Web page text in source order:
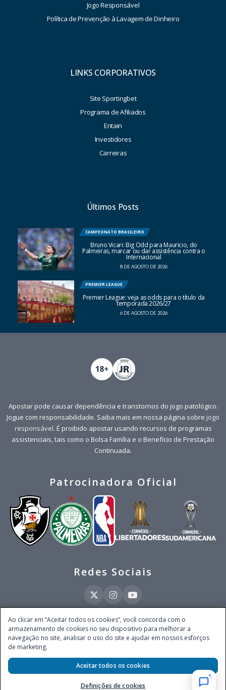
Jogo Responsável
Política de Prevenção à Lavagem de Dinheiro
LINKS CORPORATIVOS
Site Sportingbet
Programa de Afiliados
Entain
Investidores
Carreiras
Últimos Posts
CAMPEONATO BRASILEIRO
Bruno Vicari: Big Odd para Mauricio, do
Palmeiras, marcar ou dar assistência contra o
Internacional
8 DE AGOSTO DE 2026
PREMIER LEAGUE
Premier League: veja as odds para o título da
temporada 2026/27
6 DE AGOSTO DE 2026
Apostar pode causar dependência e transtornos do jogo patológico.
Jogue com responsabilidade. Saiba mais em nossa página sobre jogo
responsável. É proibido apostar usando recursos de programas
assistenciais, tais como o Bolsa Família e o Benefício de Prestação
Continuada.
Patrocinadora Oficial
Redes Sociais
Este site é operado pela Ventmear Brasil LTDA (CNPJ 52.868.380/0001-84), com
endereço na Avenida Brigadeiro Faria Lima, nº 4.055, 3º andar, Itaim Bibi, no
Município de São Paulo, Estado de São Paulo, CEP 04538-133, Brasil - empresa
autorizada a operar apostas de quota fixa em todo território nacional pela
Secretaria de Prêmios e Apostas do Ministério da Fazenda, conforme Portaria nº
247, de 07.02.2025, publicada no DOU em 11.2.2025.
Ao clicar em “Aceitar todos os cookies”, você concorda com o
armazenamento de cookies no seu dispositivo para melhorar a
navegação no site, analisar o uso do site e ajudar em nossos esforços
de marketing.
Definições de cookies
Aceitar todos os cookies